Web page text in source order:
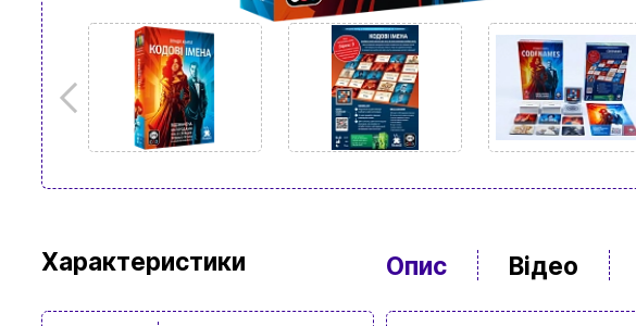
Характеристики Опис Відео